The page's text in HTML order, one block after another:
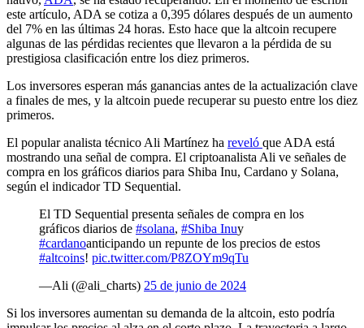
este artículo, ADA se cotiza a 0,395 dólares después de un aumento
del 7% en las últimas 24 horas. Esto hace que la altcoin recupere
algunas de las pérdidas recientes que llevaron a la pérdida de su
prestigiosa clasificación entre los diez primeros.
Los inversores esperan más ganancias antes de la actualización clave
a finales de mes, y la altcoin puede recuperar su puesto entre los diez
primeros.
El popular analista técnico Ali Martínez ha reveló que ADA está
mostrando una señal de compra. El criptoanalista Ali ve señales de
compra en los gráficos diarios para Shiba Inu, Cardano y Solana,
según el indicador TD Sequential.
El TD Sequential presenta señales de compra en los
gráficos diarios de #solana, #Shiba Inuy
#cardanoanticipando un repunte de los precios de estos
#altcoins! pic.twitter.com/P8ZOYm9qTu
—Ali (@ali_charts) 25 de junio de 2024
Si los inversores aumentan su demanda de la altcoin, esto podría